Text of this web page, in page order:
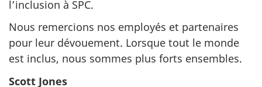
l’inclusion à SPC.
Nous remercions nos employés et partenaires
pour leur dévouement. Lorsque tout le monde
est inclus, nous sommes plus forts ensembles.
Scott Jones